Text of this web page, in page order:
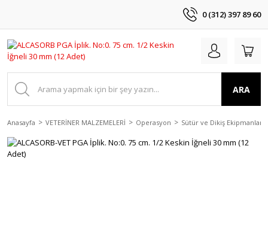
0 (312) 397 89 60
ARA
Anasayfa VETERİNER MALZEMELERİ Operasyon Sütür ve Dikiş Ekipmanları